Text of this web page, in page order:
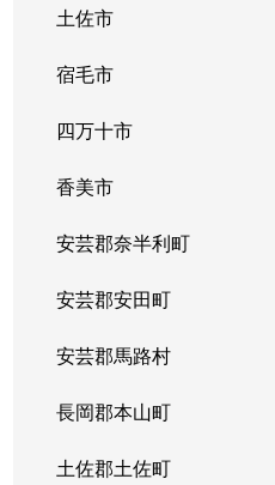
土佐市
宿毛市
四万十市
香美市
安芸郡奈半利町
安芸郡安田町
安芸郡馬路村
長岡郡本山町
土佐郡土佐町